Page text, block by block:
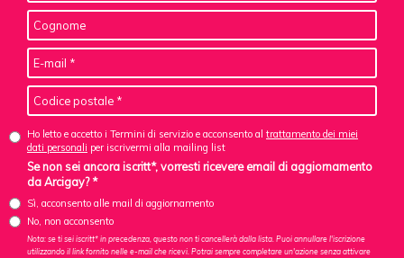
Ho letto e accetto i Termini di servizio e acconsento al trattamento dei miei
dati personali per iscrivermi alla mailing list
Se non sei ancora iscritt*, vorresti ricevere email di aggiornamento
da Arcigay? *
Sì, acconsento alle mail di aggiornamento
No, non acconsento
Nota: se ti sei iscritt* in precedenza, questo non ti cancellerà dalla lista. Puoi annullare l'iscrizione
utilizzando il link fornito nelle e-mail che ricevi. Potrai sempre completare un'azione senza attivare